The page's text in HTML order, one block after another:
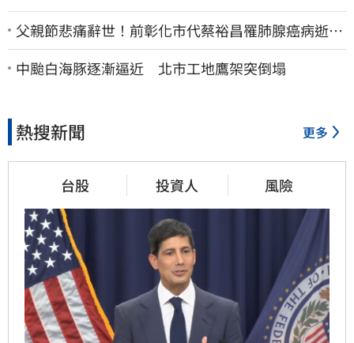
父親節悲痛辭世！前彰化市代蔡裕昌罹肺腺癌病逝
享壽71歲
中颱白海豚逐漸逼近 北市工地鷹架突倒塌
熱搜新聞 更多
台股 投資人 風險